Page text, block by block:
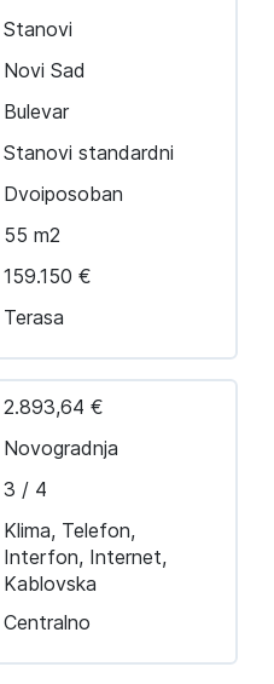
Stanovi
Novi Sad
Bulevar
Stanovi standardni
Dvoiposoban
55 m2
159.150 €
Terasa
2.893,64 €
Novogradnja
3 / 4
Klima, Telefon,
Interfon, Internet,
Kablovska
Centralno